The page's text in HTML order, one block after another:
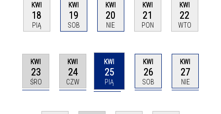
KWI
18
PIĄ
KWI
19
SOB
KWI
20
NIE
KWI
21
PON
KWI
22
WTO
KWI
23
ŚRO
KWI
24
CZW
KWI
25
PIĄ
KWI
26
SOB
KWI
27
NIE